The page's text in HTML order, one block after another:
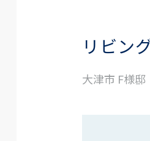
リビン
大津市 F様邸